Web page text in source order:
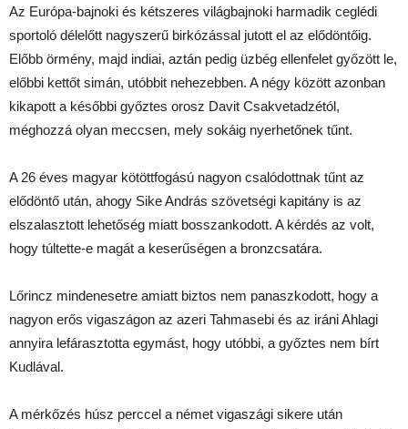
Az Európa-bajnoki és kétszeres világbajnoki harmadik ceglédi
sportoló délelőtt nagyszerű birkózással jutott el az elődöntőig.
Előbb örmény, majd indiai, aztán pedig üzbég ellenfelet győzött le,
előbbi kettőt simán, utóbbit nehezebben. A négy között azonban
kikapott a későbbi győztes orosz Davit Csakvetadzétól,
méghozzá olyan meccsen, mely sokáig nyerhetőnek tűnt.
A 26 éves magyar kötöttfogású nagyon csalódottnak tűnt az
elődöntő után, ahogy Sike András szövetségi kapitány is az
elszalasztott lehetőség miatt bosszankodott. A kérdés az volt,
hogy túltette-e magát a keserűségen a bronzcsatára.
Lőrincz mindenesetre amiatt biztos nem panaszkodott, hogy a
nagyon erős vigaszágon az azeri Tahmasebi és az iráni Ahlagi
annyira lefárasztotta egymást, hogy utóbbi, a győztes nem bírt
Kudlával.
A mérkőzés húsz perccel a német vigaszági sikere után